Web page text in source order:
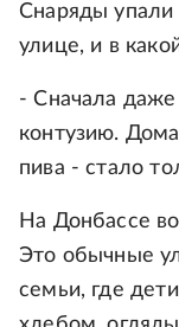
Снаряды
улице, и в
- Сначала даже
контузию.
пива - стало
На Донбассе
Это обычные
семьи, где